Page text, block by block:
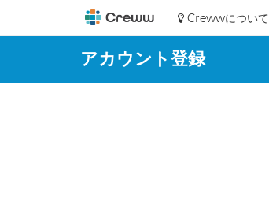
Crewwについて
アカウント登録